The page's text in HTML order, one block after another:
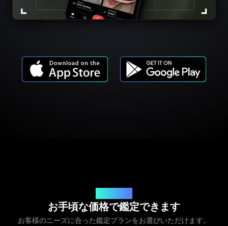
お手頃な価格で鑑定できます
お客様のニーズに合った鑑定プランをお選びいただけます。